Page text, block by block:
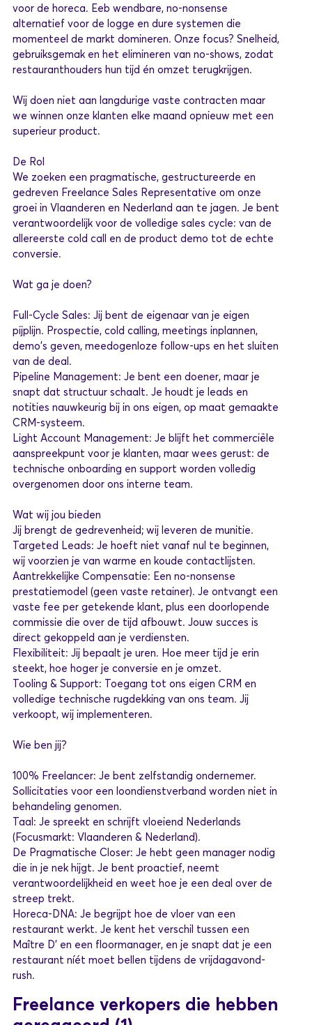
voor de horeca. Eeb wendbare, no-nonsense
alternatief voor de logge en dure systemen die
momenteel de markt domineren. Onze focus? Snelheid,
gebruiksgemak en het elimineren van no-shows, zodat
restauranthouders hun tijd én omzet terugkrijgen.
Wij doen niet aan langdurige vaste contracten maar
we winnen onze klanten elke maand opnieuw met een
superieur product.
De Rol
We zoeken een pragmatische, gestructureerde en
gedreven Freelance Sales Representative om onze
groei in Vlaanderen en Nederland aan te jagen. Je bent
verantwoordelijk voor de volledige sales cycle: van de
allereerste cold call en de product demo tot de echte
conversie.
Wat ga je doen?
Full-Cycle Sales: Jij bent de eigenaar van je eigen
pijplijn. Prospectie, cold calling, meetings inplannen,
demo's geven, meedogenloze follow-ups en het sluiten
van de deal.
Pipeline Management: Je bent een doener, maar je
snapt dat structuur schaalt. Je houdt je leads en
notities nauwkeurig bij in ons eigen, op maat gemaakte
CRM-systeem.
Light Account Management: Je blijft het commerciële
aanspreekpunt voor je klanten, maar wees gerust: de
technische onboarding en support worden volledig
overgenomen door ons interne team.
Wat wij jou bieden
Jij brengt de gedrevenheid; wij leveren de munitie.
Targeted Leads: Je hoeft niet vanaf nul te beginnen,
wij voorzien je van warme en koude contactlijsten.
Aantrekkelijke Compensatie: Een no-nonsense
prestatiemodel (geen vaste retainer). Je ontvangt een
vaste fee per getekende klant, plus een doorlopende
commissie die over de tijd afbouwt. Jouw succes is
direct gekoppeld aan je verdiensten.
Flexibiliteit: Jij bepaalt je uren. Hoe meer tijd je erin
steekt, hoe hoger je conversie en je omzet.
Tooling & Support: Toegang tot ons eigen CRM en
volledige technische rugdekking van ons team. Jij
verkoopt, wij implementeren.
Wie ben jij?
100% Freelancer: Je bent zelfstandig ondernemer.
Sollicitaties voor een loondienstverband worden niet in
behandeling genomen.
Taal: Je spreekt en schrijft vloeiend Nederlands
(Focusmarkt: Vlaanderen & Nederland).
De Pragmatische Closer: Je hebt geen manager nodig
die in je nek hijgt. Je bent proactief, neemt
verantwoordelijkheid en weet hoe je een deal over de
streep trekt.
Horeca-DNA: Je begrijpt hoe de vloer van een
restaurant werkt. Je kent het verschil tussen een
Maître D' en een floormanager, en je snapt dat je een
restaurant níét moet bellen tijdens de vrijdagavond-
rush.
Freelance verkopers die hebben